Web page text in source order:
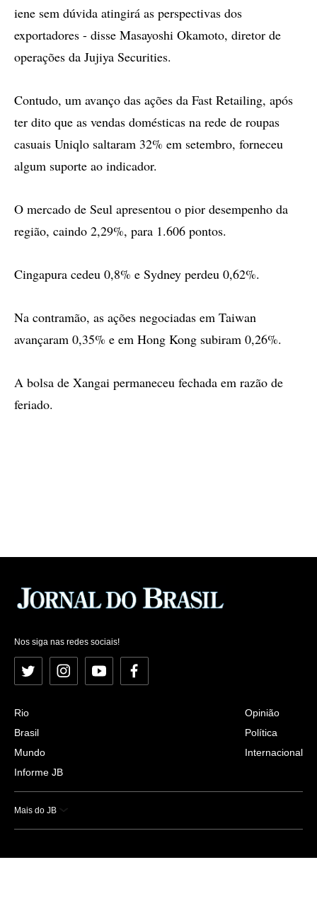
iene sem dúvida atingirá as perspectivas dos
exportadores - disse Masayoshi Okamoto, diretor de
operações da Jujiya Securities.
Contudo, um avanço das ações da Fast Retailing, após
ter dito que as vendas domésticas na rede de roupas
casuais Uniqlo saltaram 32% em setembro, forneceu
algum suporte ao indicador.
O mercado de Seul apresentou o pior desempenho da
região, caindo 2,29%, para 1.606 pontos.
Cingapura cedeu 0,8% e Sydney perdeu 0,62%.
Na contramão, as ações negociadas em Taiwan
avançaram 0,35% e em Hong Kong subiram 0,26%.
A bolsa de Xangai permaneceu fechada em razão de
feriado.
Nos siga nas redes sociais!
Twitter InstagramYouTubeFacebook
Rio
Brasil
Mundo
Informe JB
Opinião
Política
Internacional
Mais do JB
Esportes